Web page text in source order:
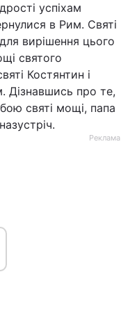
успіхам
в Рим. Святі
вирішення цього
святого
Костянтин і
Дізнавшись про те,
святі мощі, папа
Реклама